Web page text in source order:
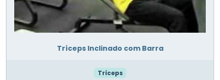
Tríceps Inclinado com Barra
Tríceps